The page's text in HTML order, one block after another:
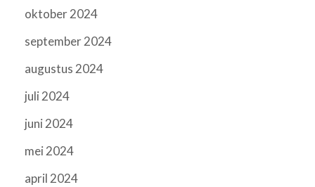
oktober 2024
september 2024
augustus 2024
juli 2024
juni 2024
mei 2024
april 2024